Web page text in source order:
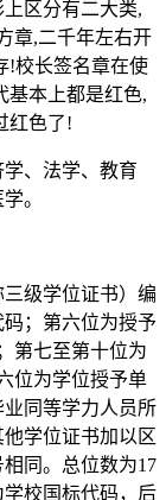
区分有二大类,
章,二千年左右开
!校长签名章在使
基本上都是红色,
红色了!
、法学、教育
。
级学位证书）编
；第六位为授予
第七至第十位为
位为学位授予单
同等学力人员所
学位证书加以区
同。总位数为17
学校国标代码，后